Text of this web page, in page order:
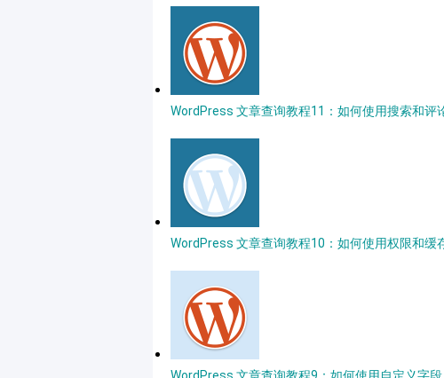
WordPress 文章查询教程11：如何使用搜索和评
WordPress 文章查询教程10：如何使用权限和缓